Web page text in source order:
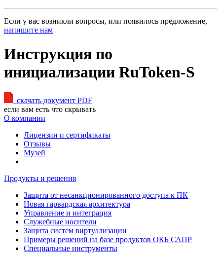
Если у вас возникли вопросы, или появилось предложение,
напишите нам
Инструкция по
инициализации RuToken-S
скачать документ PDF
если вам есть что скрывать
О компании
Лицензии и сертификаты
Отзывы
Музей
Продукты и решения
Защита от несанкционированного доступа к ПК
Новая гарвардская архитектура
Управление и интеграция
Служебные носители
Защита систем виртуализации
Примеры решений на базе продуктов ОКБ САПР
Специальные инструменты